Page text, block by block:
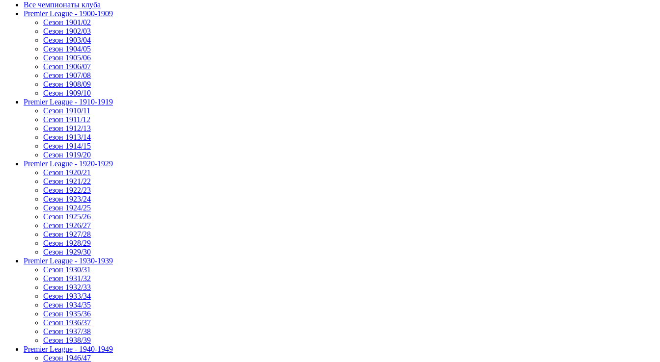
Все чемпионаты клуба
Premier League - 1900-1909
Сезон 1901/02
Сезон 1902/03
Сезон 1903/04
Сезон 1904/05
Сезон 1905/06
Сезон 1906/07
Сезон 1907/08
Сезон 1908/09
Сезон 1909/10
Premier League - 1910-1919
Сезон 1910/11
Сезон 1911/12
Сезон 1912/13
Сезон 1913/14
Сезон 1914/15
Сезон 1919/20
Premier League - 1920-1929
Сезон 1920/21
Сезон 1921/22
Сезон 1922/23
Сезон 1923/24
Сезон 1924/25
Сезон 1925/26
Сезон 1926/27
Сезон 1927/28
Сезон 1928/29
Сезон 1929/30
Premier League - 1930-1939
Сезон 1930/31
Сезон 1931/32
Сезон 1932/33
Сезон 1933/34
Сезон 1934/35
Сезон 1935/36
Сезон 1936/37
Сезон 1937/38
Сезон 1938/39
Premier League - 1940-1949
Сезон 1946/47